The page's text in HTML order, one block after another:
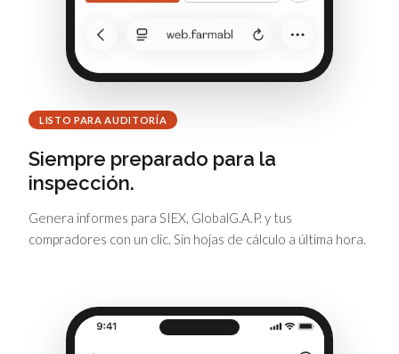
LISTO PARA AUDITORÍA
Siempre preparado para la
inspección.
Genera informes para SIEX, GlobalG.A.P. y tus
compradores con un clic. Sin hojas de cálculo a última hora.